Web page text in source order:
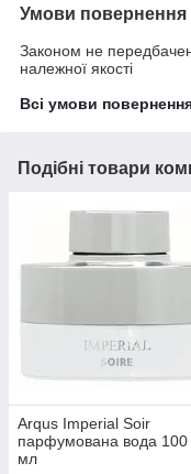
Умови повернення
Законом не
належної якості
Всі умови
Подібні товари
Arqus Imperial Soir
парфумована вода 100
мл